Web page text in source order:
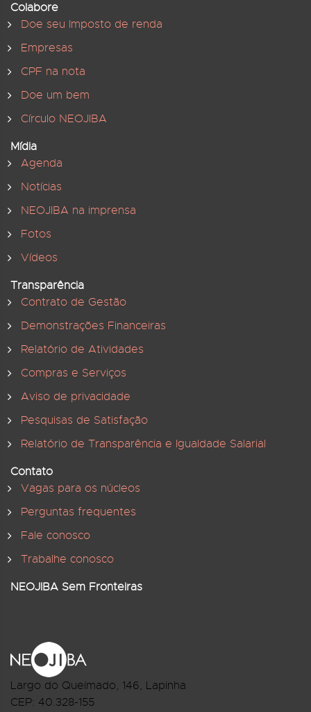
Colabore
Doe seu Imposto de renda
Empresas
CPF na nota
Doe um bem
Círculo NEOJIBA
Mídia
Agenda
Notícias
NEOJIBA na imprensa
Fotos
Vídeos
Transparência
Contrato de Gestão
Demonstrações Financeiras
Relatório de Atividades
Compras e Serviços
Aviso de privacidade
Pesquisas de Satisfação
Relatório de Transparência e Igualdade Salarial
Contato
Vagas para os núcleos
Perguntas frequentes
Fale conosco
Trabalhe conosco
NEOJIBA Sem Fronteiras
Largo do Queimado, 146, Lapinha
CEP: 40.328-155